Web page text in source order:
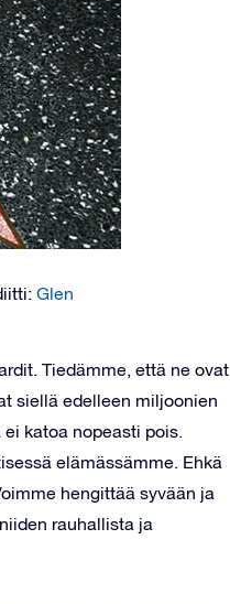
Glen
Tiedämme, että ne ovat
siellä edelleen miljoonien
katoa nopeasti pois.
elämässämme. Ehkä
hengittää syvään ja
rauhallista ja